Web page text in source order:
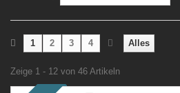
Alles
1 2 3 4
Zeige 1 - 12 von 46 Artikeln